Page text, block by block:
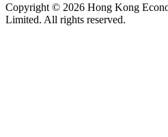
Copyright © 2026 Hong Kong
Limited. All rights reserved.